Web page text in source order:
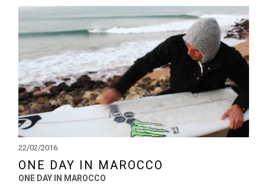
22/02/2016
ONE DAY IN MAROCCO
ONE DAY IN MAROCCO